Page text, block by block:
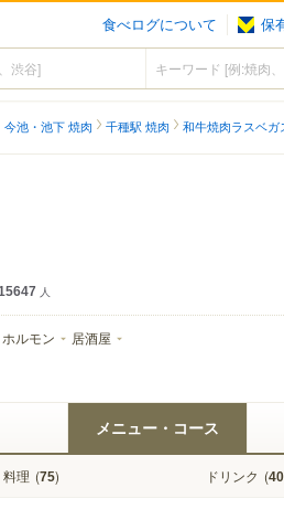
食べログについて 保
今池・池下 焼肉 千種駅 焼肉 和牛焼肉ラスベガ
人
ホルモン 居酒屋
メニュー・コース
料理 (75) ドリンク (40